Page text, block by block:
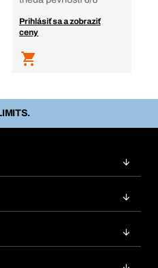
Prihlásiť sa a zobraziť
ceny